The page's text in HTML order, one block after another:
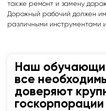
также ремонт и замену
Дорожный рабочий должен
различными инструментами
Наш
все
доверяют
госкорпорации